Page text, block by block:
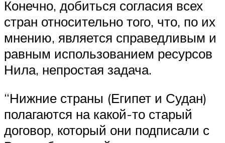
Конечно, добиться согласия всех
стран относительно того, что, по их
мнению, является справедливым и
равным использованием ресурсов
Нила, непростая задача.
“Нижние страны (Египет и Судан)
полагаются на какой-то старый
договор, который они подписали с